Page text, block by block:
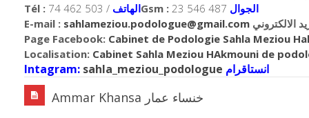
Tél : 74 462 503 / الهاتفGsm : 23 546 487 الجوال
E-mail : sahlameziou.podologue@gmail.com الالكتروني
Page Facebook: Cabinet de Podologie Sahla Meziou
Localisation: Cabinet Sahla Meziou HAkmouni de
Intagram: sahla_meziou_podologue انستاقرام
Ammar Khansa خنساء عمار